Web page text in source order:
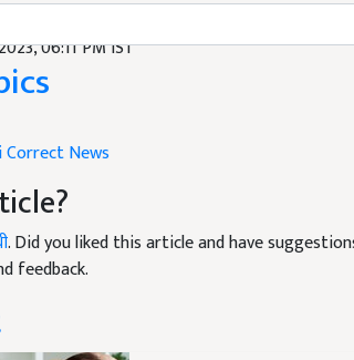
06:11 PM IST
Correct News
. Did you liked this article and have
feedback.